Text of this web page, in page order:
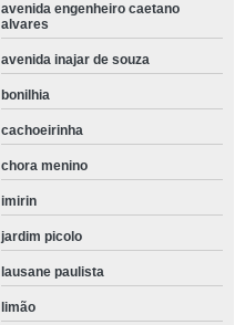
avenida engenheiro caetano
alvares
avenida inajar de souza
bonilhia
cachoeirinha
chora menino
imirin
jardim picolo
lausane paulista
limão